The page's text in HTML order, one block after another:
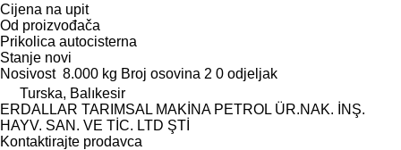
Cijena na upit
Od proizvođača
Prikolica autocisterna
Stanje novi
Nosivost 8.000 kg Broj osovina 2 0 odjeljak
Turska, Balıkesir
ERDALLAR TARIMSAL MAKİNA PETROL ÜR.NAK. İNŞ.
HAYV. SAN. VE TİC. LTD ŞTİ
Kontaktirajte prodavca